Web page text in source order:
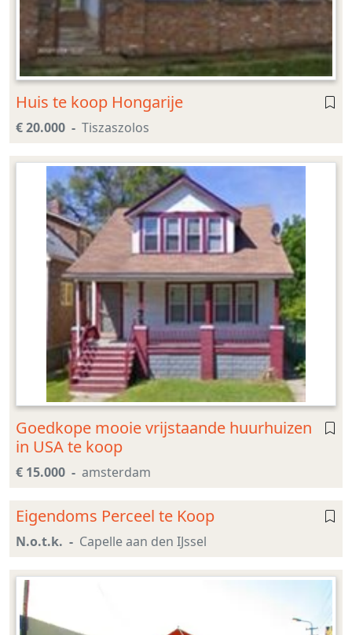
Huis te koop Hongarije
€ 20.000 Tiszaszolos
Goedkope mooie vrijstaande huurhuizen
in USA te koop
€ 15.000 amsterdam
Eigendoms Perceel te Koop
N.o.t.k. Capelle aan den IJssel